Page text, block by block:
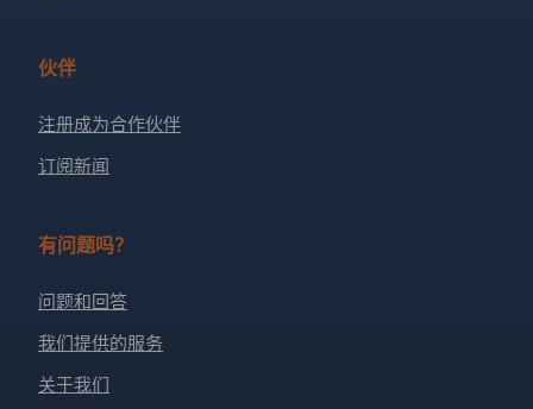
伙伴
注册成为合作伙伴
订阅新闻
有问题吗？
问题和回答
我们提供的服务
关于我们